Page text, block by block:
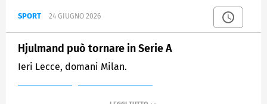
SPORT 24 GIUGNO 2026
Hjulmand può tornare in Serie A
Ieri Lecce, domani Milan.